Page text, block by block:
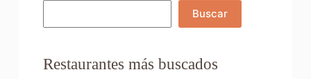
Buscar
Restaurantes más buscados